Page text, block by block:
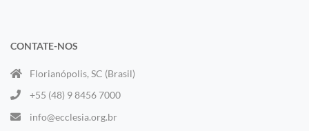
CONTATE-NOS
Florianópolis, SC (Brasil)
+55 (48) 9 8456 7000
info@ecclesia.org.br